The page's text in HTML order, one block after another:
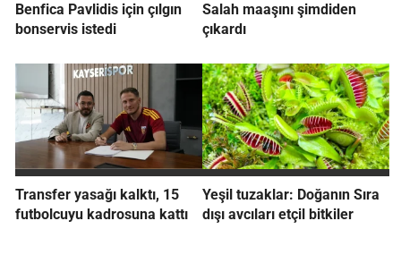
Benfica Pavlidis için çılgın
bonservis istedi
Salah maaşını şimdiden
çıkardı
Transfer yasağı kalktı, 15
futbolcuyu kadrosuna kattı
Yeşil tuzaklar: Doğanın Sıra
dışı avcıları etçil bitkiler